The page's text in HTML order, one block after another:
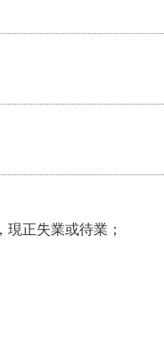
正失業或待業；